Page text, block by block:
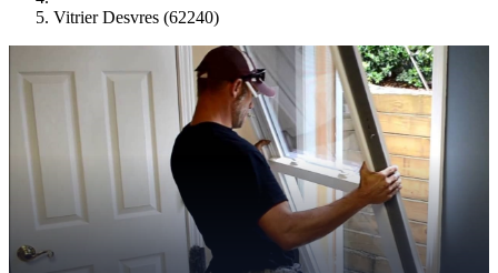
Vitrier Desvres (62240)